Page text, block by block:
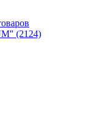
(2124)